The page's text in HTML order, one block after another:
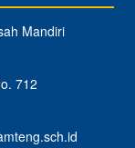
Mandiri
712